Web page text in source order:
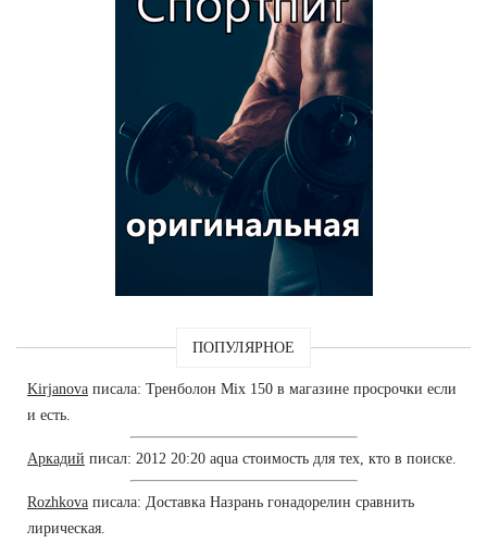
ПОПУЛЯРНОЕ
Kirjanova писала: Тренболон Mix 150 в магазине просрочки если
и есть.
Аркадий писал: 2012 20:20 aqua стоимость для тех, кто в поиске.
Rozhkova писала: Доставка Назрань гонадорелин сравнить
лирическая.